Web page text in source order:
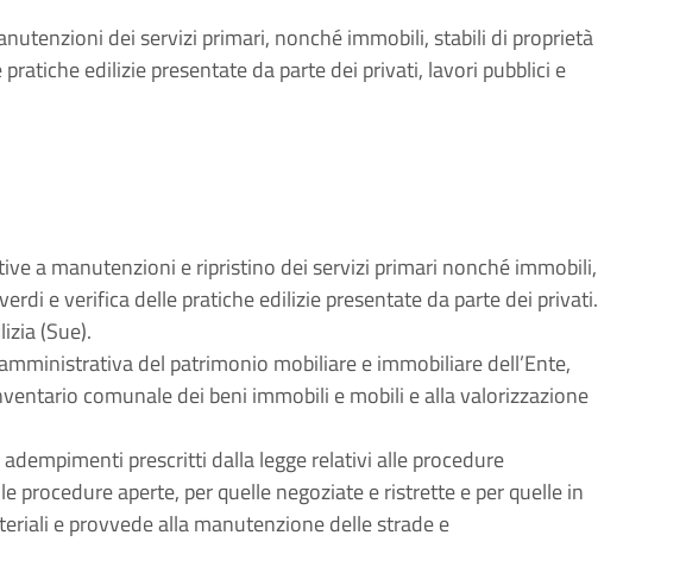
dei servizi primari, nonché immobili, stabili di proprietà
edilizie presentate da parte dei privati, lavori pubblici e
a manutenzioni e ripristino dei servizi primari nonché immobili,
e verifica delle pratiche edilizie presentate da parte dei privati.
(Sue).
del patrimonio mobiliare e immobiliare dell’Ente,
comunale dei beni immobili e mobili e alla valorizzazione
adempimenti prescritti dalla legge relativi alle procedure
procedure aperte, per quelle negoziate e ristrette e per quelle in
e provvede allamanutenzione delle strade e